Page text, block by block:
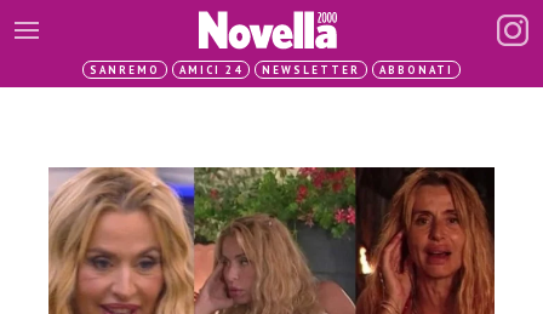
SANREMO AMICI 24 NEWSLETTER ABBONATI